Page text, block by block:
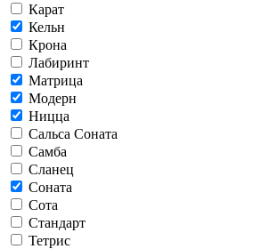
Карат
Кельн
Крона
Лабиринт
Матрица
Модерн
Ницца
Сальса Соната
Самба
Сланец
Соната
Сота
Стандарт
Тетрис